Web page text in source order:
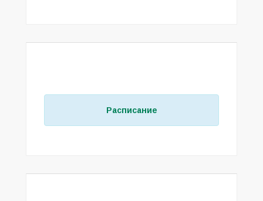
Расписание